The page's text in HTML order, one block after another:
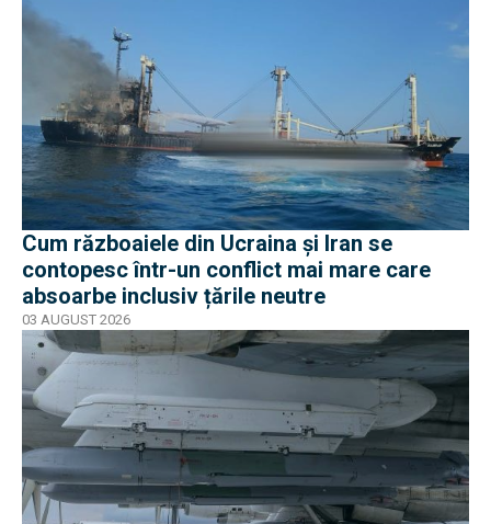
Cum războaiele din Ucraina și Iran se
contopesc într-un conflict mai mare care
absoarbe inclusiv țările neutre
03 AUGUST 2026
EXCLUSIV